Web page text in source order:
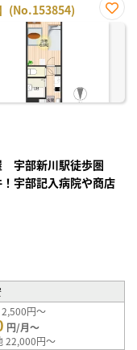
(No.153854)
お気
宇部新川駅徒歩圏
宇部記入病院や商店
円～
円/月～
22,000円～